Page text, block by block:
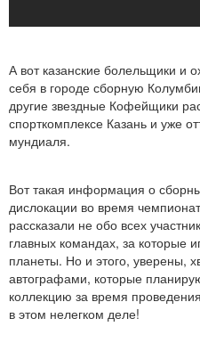
А вот казанские болельщики и
себя в городе сборную
другие звездные Кофейщики
спорткомплексе Казань и уже
мундиаля.
Вот такая информация о
дислокации во время
рассказали не обо всех
главных командах, за которые
планеты. Но и этого, уверены,
автографами, которые
коллекцию за время
в этом нелегком деле!